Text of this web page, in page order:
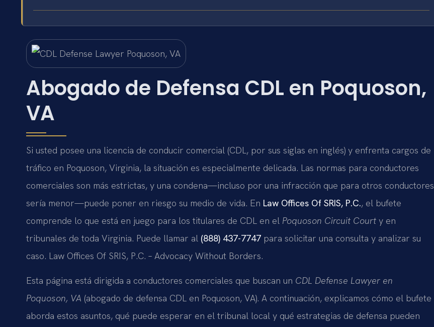
Abogado de Defensa CDL en Poquoson,
VA
Si usted posee una licencia de conducir comercial (CDL, por sus siglas en inglés) y enfrenta cargos de
tráfico en Poquoson, Virginia, la situación es especialmente delicada. Las normas para conductores
comerciales son más estrictas, y una condena—incluso por una infracción que para otros conductores
sería menor—puede poner en riesgo su medio de vida. En Law Offices Of SRIS, P.C., el bufete
comprende lo que está en juego para los titulares de CDL en el Poquoson Circuit Court y en
tribunales de toda Virginia. Puede llamar al (888) 437-7747 para solicitar una consulta y analizar su
caso. Law Offices Of SRIS, P.C. – Advocacy Without Borders.
Esta página está dirigida a conductores comerciales que buscan un CDL Defense Lawyer en
Poquoson, VA (abogado de defensa CDL en Poquoson, VA). A continuación, explicamos cómo el bufete
aborda estos asuntos, qué puede esperar en el tribunal local y qué estrategias de defensa pueden